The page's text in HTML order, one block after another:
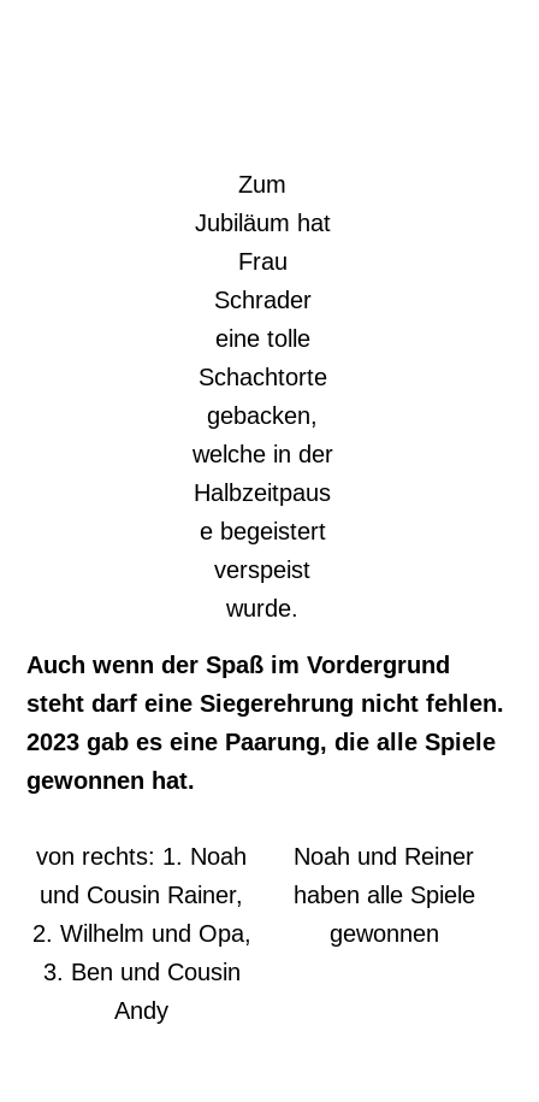
Zum
Jubiläum hat
Frau
Schrader
eine tolle
Schachtorte
gebacken,
welche in der
Halbzeitpaus
e begeistert
verspeist
wurde.
Auch wenn der Spaß im Vordergrund
steht darf eine Siegerehrung nicht fehlen.
2023 gab es eine Paarung, die alle Spiele
gewonnen hat.
von rechts: 1. Noah
und Cousin Rainer,
2. Wilhelm und Opa,
3. Ben und Cousin
Andy
Noah und Reiner
haben alle Spiele
gewonnen